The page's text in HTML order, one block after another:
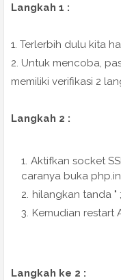
Langkah 1 :
1. Terlerbih dulu kita
2. Untuk mencoba,
memiliki verifikasi 2
Langkah 2 :
Aktifkan socket
caranya buka
hilangkan tanda "
Kemudian restart
Langkah ke 2 :